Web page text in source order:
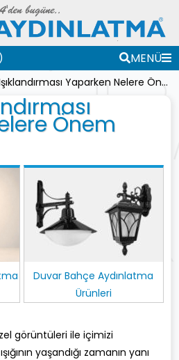
MENÜ
Bahçe Işıklandırması Yaparken Nelere Önem Verilmeli?
Önem
Duvar Bahçe Aydınlatma
Ürünleri
görüntüleri ile içimizi
yaşandığı zamanın yanı